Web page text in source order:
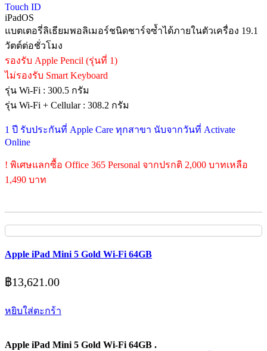
Touch ID
iPadOS
แบตเตอรี่ลิเธียมพอลิเมอร์ชนิดชาร์จซ้ำได้ภายในตัวเครื่อง 19.1
วัตต์ต่อชั่วโมง
รองรับ Apple Pencil (รุ่นที่ 1)
ไม่รองรับ Smart Keyboard
รุ่น Wi-Fi : 300.5 กรัม
รุ่น Wi-Fi + Cellular : 308.2 กรัม
1 ปี รับประกันที่ Apple Care ทุกสาขา นับจากวันที่ Activate
Online
! พิเศษแลกซื้อ Office 365 Personal จากปรกติ 2,000 บาทเหลือ
1,490 บาท
Apple iPad Mini 5 Gold Wi-Fi 64GB
฿13,621.00
หยิบใส่ตะกร้า
Apple iPad Mini 5 Gold Wi-Fi 64GB .